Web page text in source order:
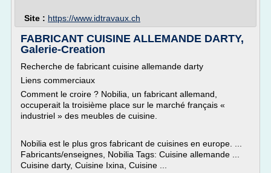
Site : https://www.idtravaux.ch
FABRICANT CUISINE ALLEMANDE DARTY,
Galerie-Creation
Recherche de fabricant cuisine allemande darty
Liens commerciaux
Comment le croire ? Nobilia, un fabricant allemand,
occuperait la troisième place sur le marché français «
industriel » des meubles de cuisine.
Nobilia est le plus gros fabricant de cuisines en europe. ...
Fabricants/enseignes, Nobilia Tags: Cuisine allemande ...
Cuisine darty, Cuisine Ixina, Cuisine ...